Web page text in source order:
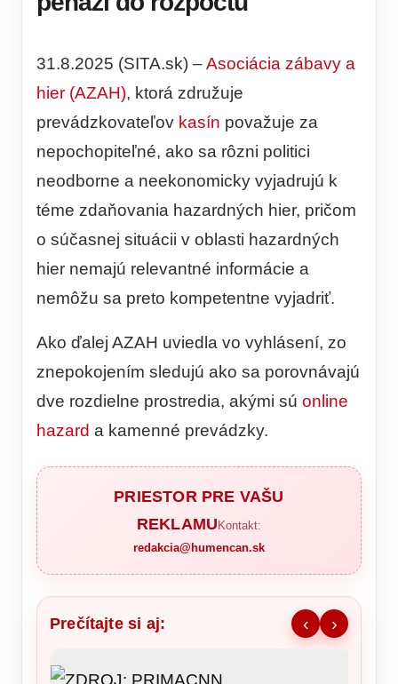
31.8.2025 (SITA.sk) –Asociácia zábavy a
hier (AZAH), ktorá združuje
prevádzkovateľov kasín považuje za
nepochopiteľné, ako sa rôzni politici
neodborne a neekonomicky vyjadrujú k
téme zdaňovania hazardných hier, pričom
o súčasnej situácii v oblasti hazardných
hier nemajú relevantné informácie a
nemôžu sa preto kompetentne vyjadriť.
Ako ďalej AZAH uviedla vo vyhlásení, zo
znepokojením sledujú ako sa porovnávajú
dve rozdielne prostredia, akými sú online
hazard a kamenné prevádzky.
PRIESTOR PRE VAŠU
REKLAMU Kontakt:
redakcia@humencan.sk
Prečítajte si aj: ‹ ›